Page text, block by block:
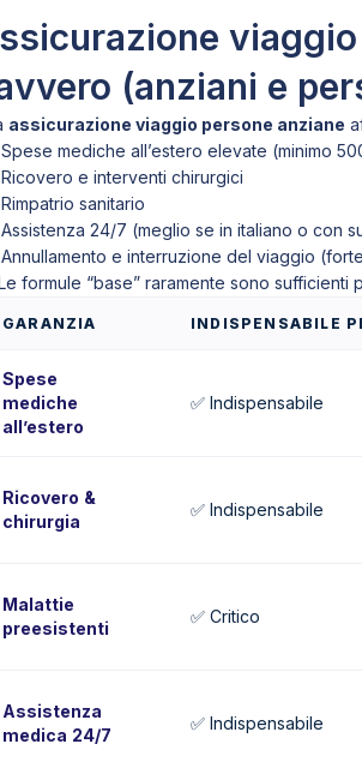
(anziani e
assicurazione viaggio persone anziane
Spese mediche all’estero elevate (minimo
Ricovero e interventi chirurgici
Rimpatrio sanitario
Assistenza 24/7 (meglio se in italiano o con
Annullamento e interruzione del viaggio
formule “base” raramente sono
GARANZIA INDISPENSABILE
Spese
mediche
all’estero
✅ Indispensabile
Ricovero &
chirurgia
✅ Indispensabile
Malattie
preesistenti
✅ Critico
Assistenza
medica 24/7
✅ Indispensabile